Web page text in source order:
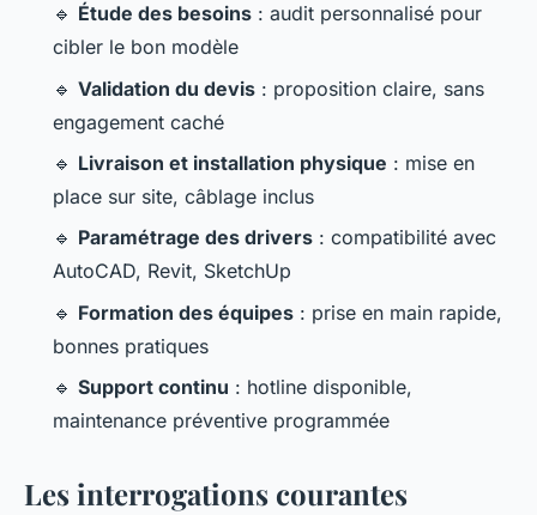
🔹 Étude des besoins : audit personnalisé pour
cibler le bon modèle
🔹 Validation du devis : proposition claire, sans
engagement caché
🔹 Livraison et installation physique : mise en
place sur site, câblage inclus
🔹 Paramétrage des drivers : compatibilité avec
AutoCAD, Revit, SketchUp
🔹 Formation des équipes : prise en main rapide,
bonnes pratiques
🔹 Support continu : hotline disponible,
maintenance préventive programmée
Les interrogations courantes